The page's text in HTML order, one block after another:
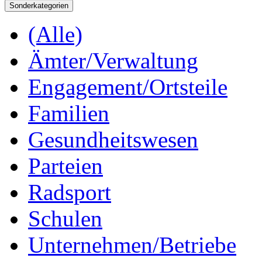
Sonderkategorien
(Alle)
Ämter/Verwaltung
Engagement/Ortsteile
Familien
Gesundheitswesen
Parteien
Radsport
Schulen
Unternehmen/Betriebe